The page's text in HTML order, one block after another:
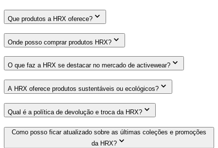
Que produtos a HRX oferece?
Onde posso comprar produtos HRX?
O que faz a HRX se destacar no mercado de activewear?
A HRX oferece produtos sustentáveis ou ecológicos?
Qual é a política de devolução e troca da HRX?
Como posso ficar atualizado sobre as últimas coleções e promoções
da HRX?